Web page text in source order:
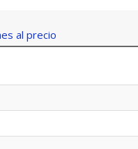
al precio